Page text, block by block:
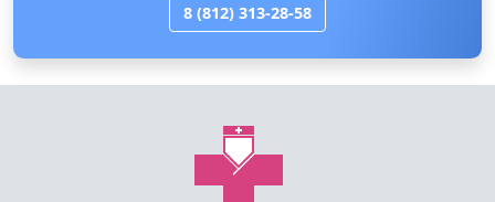
8 (812) 313-28-58